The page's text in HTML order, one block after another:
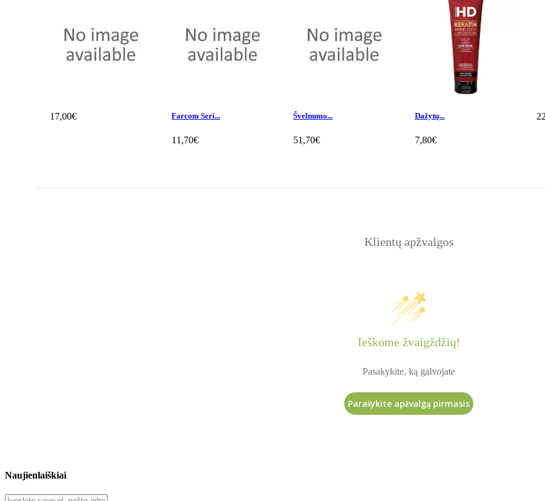
17,00€ Farcom Seri...
11,70€
Švelnumo...
51,70€
Dažytų...
7,80€
Klientų apžvalgos
Ieškome žvaigždžių!
Pasakykite, ką galvojate
Parašykite apžvalgą pirmasis
Naujienlaiškiai